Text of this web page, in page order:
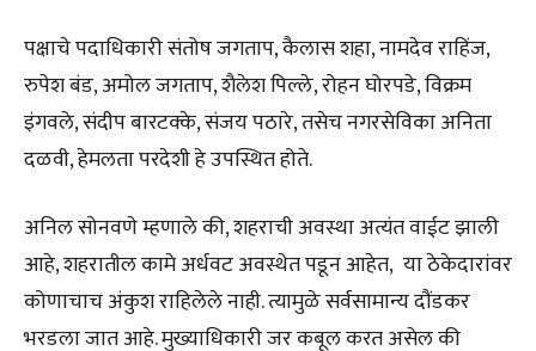
पक्षाचे पदाधिकारी संतोष जगताप, कैलास शहा, नामदेव राहिंज,
रुपेश बंड, अमोल जगताप, शैलेश पिल्ले, रोहन घोरपडे, विक्रम
इंगवले, संदीप बारटक्के, संजय पठारे, तसेच नगरसेविका अनिता
दळवी, हेमलता परदेशी हे उपस्थित होते.
अनिल सोनवणे म्हणाले की, शहराची अवस्था अत्यंत वाईट झाली
आहे, शहरातील कामे अर्धवट अवस्थेत पडून आहेत, या ठेकेदारांवर
कोणाचाच अंकुश राहिलेले नाही. त्यामुळे सर्वसामान्य दौंडकर
भरडला जात आहे. मुख्याधिकारी जर कबूल करत असेल की